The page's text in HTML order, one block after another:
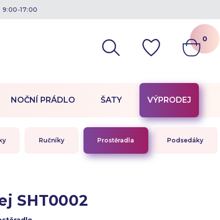
9:00-17:00
0
NOČNÍ PRÁDLO ŠATY VÝPRODEJ
Ručníky Prostěradla Podsedáky
SHT0002